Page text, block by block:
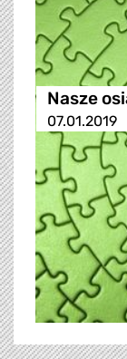
Nasze
07.01.2019